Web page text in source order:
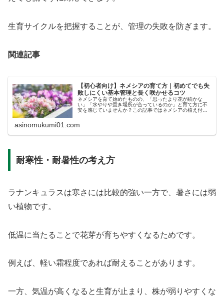
生育サイクルを把握することが、管理の失敗を防ぎます。
関連記事
【初心者向け】ネメシアの育て方｜初めてでも失
敗しにくい基本管理と長く咲かせるコツ
ネメシアを育て始めたものの、「思ったより花が続かな
い」「水やりや置き場所が合っているのか」と育て方に不
安を感じていませんか？この記事ではネメシアの植え付け
asinomukumi01.com
耐寒性・耐暑性の考え方
ラナンキュラスは寒さには比較的強い一方で、暑さには弱
い植物です。
低温に当たることで花芽が育ちやすくなるためです。
例えば、軽い霜程度であれば耐えることがあります。
一方、気温が高くなると生育が止まり、株が弱りやすくな